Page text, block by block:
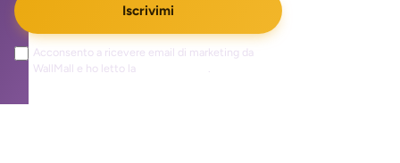
Iscrivimi
Acconsento a ricevere email di marketing da
WallMall e ho letto la
.